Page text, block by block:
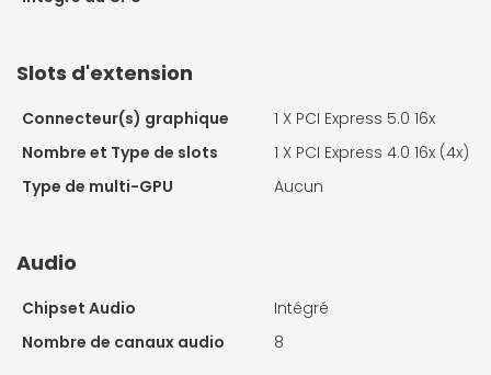
Slots d'extension
Connecteur(s) graphique 1 X PCI Express 5.0 16x
Nombre et Type de slots
1 X PCI Express 4.0 16x (4x)
Type de multi-GPU
Aucun
Audio
Chipset Audio
Intégré
Nombre de canaux audio
8